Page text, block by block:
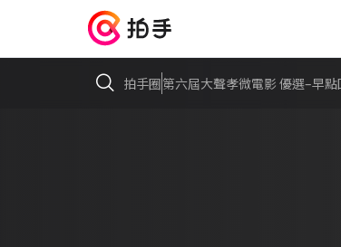
拍手圈第六屆大聲孝微電影 優選–早點